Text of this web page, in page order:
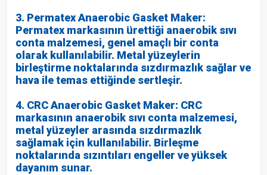
3. Permatex Anaerobic Gasket Maker:
Permatex markasının ürettiği anaerobik sıvı
conta malzemesi, genel amaçlı bir conta
olarak kullanılabilir. Metal yüzeylerin
birleştirme noktalarında sızdırmazlık sağlar ve
hava ile temas ettiğinde sertleşir.
4. CRC Anaerobic Gasket Maker: CRC
markasının anaerobik sıvı conta malzemesi,
metal yüzeyler arasında sızdırmazlık
sağlamak için kullanılabilir. Birleşme
noktalarında sızıntıları engeller ve yüksek
dayanım sunar.